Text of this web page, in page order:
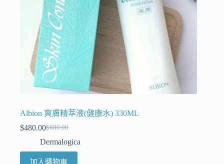
Albion 爽膚精萃液(健康水) 330ML
$880.00
$480.00
Dermalogica
加入購物車